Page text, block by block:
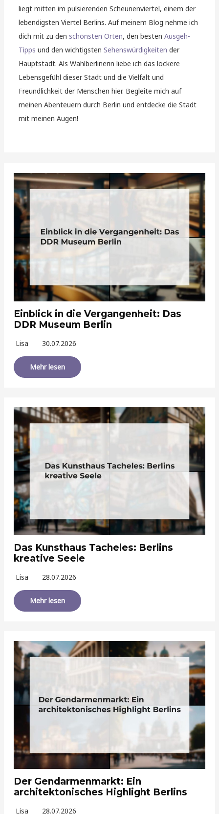
liegt mitten im pulsierenden Scheunenviertel, einem der
lebendigsten Viertel Berlins. Auf meinem Blog nehme ich
dich mit zu denschönsten Orten, den bestenAusgeh-
Tipps und den wichtigstenSehenswürdigkeiten der
Hauptstadt. Als Wahlberlinerin liebe ich das lockere
Lebensgefühl dieser Stadt und die Vielfalt und
Freundlichkeit der Menschen hier. Begleite mich auf
meinen Abenteuern durch Berlin und entdecke die Stadt
mit meinen Augen!
Einblick in die Vergangenheit: Das
DDR Museum Berlin
Lisa 30.07.2026
Mehr lesen
Das Kunsthaus Tacheles: Berlins
kreative Seele
Lisa 28.07.2026
Mehr lesen
Der Gendarmenmarkt: Ein
architektonisches Highlight Berlins
Lisa 28.07.2026